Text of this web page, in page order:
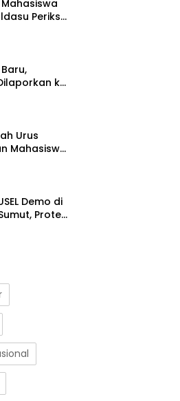
Periksa
Dugaan
ke
Tendang
Urus
Mahasiswa
Demo di
Protes
Desak